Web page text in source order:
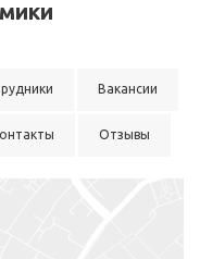
Вакансии
Отзывы